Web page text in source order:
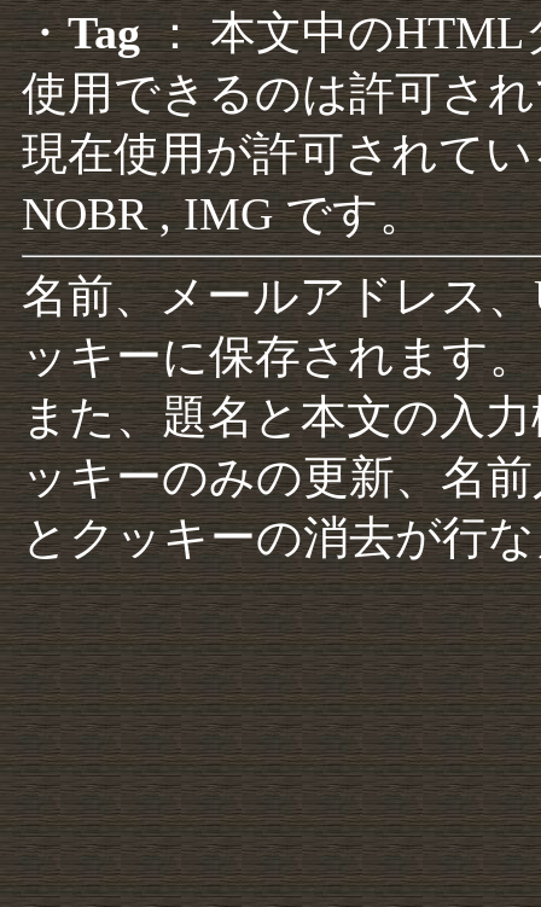
・Tag： 本文中のHTML
使用できるのは許可さ
現在使用が許可されて
NOBR , IMG です。
名前、メールアドレス
ッキーに保存されます。
また、題名と本文の入
ッキーのみの更新、名
とクッキーの消去が行